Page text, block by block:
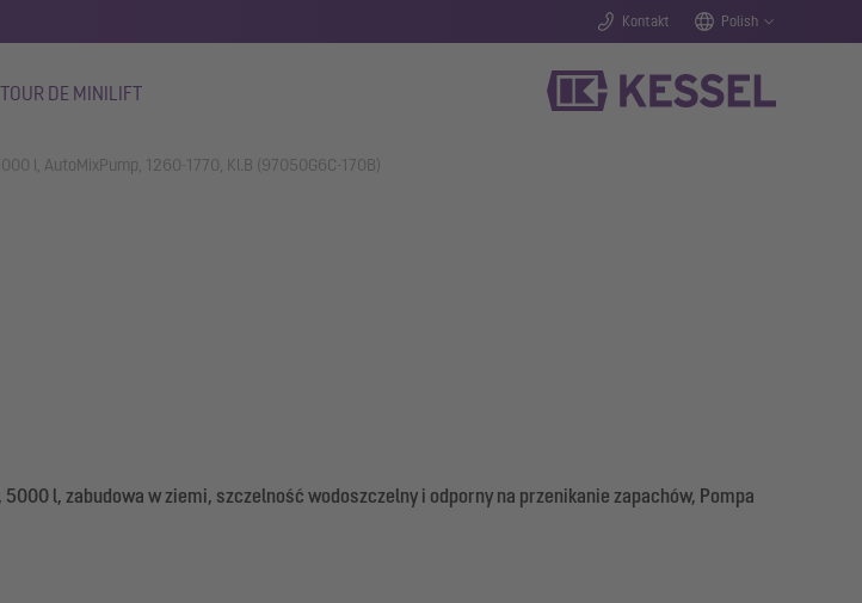
Kontakt Polish
TOUR DE MINILIFT
l, AutoMixPump, 1260-1770, Kl.B (97050G6C-170B)
l, zabudowa w ziemi, szczelność wodoszczelny i odporny na przenikanie zapachów, Pompa